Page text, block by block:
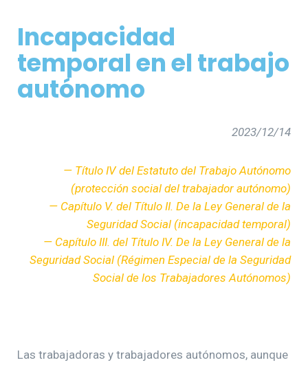
Incapacidad
temporal en el trabajo
autónomo
2023/12/14
— Título IV del Estatuto del Trabajo Autónomo
(protección social del trabajador autónomo)
— Capítulo V. del Título II. De la Ley General de la
Seguridad Social (incapacidad temporal)
— Capítulo III. del Título IV. De la Ley General de la
Seguridad Social (Régimen Especial de la Seguridad
Social de los Trabajadores Autónomos)
Las trabajadoras y trabajadores autónomos, aunque